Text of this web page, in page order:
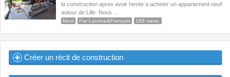
la construction apres avoir hesite a acheter un appartement neuf
autour de Lille. Nous ...
Nord Par Laurine&François 189 mess.
Créer un récit de construction